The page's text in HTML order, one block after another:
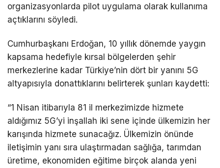
organizasyonlarda pilot uygulama olarak kullanıma
açtıklarını söyledi.
Cumhurbaşkanı Erdoğan, 10 yıllık dönemde yaygın
kapsama hedefiyle kırsal bölgelerden şehir
merkezlerine kadar Türkiye’nin dört bir yanını 5G
altyapısıyla donattıklarını belirterek şunları kaydetti:
“1 Nisan itibarıyla 81 il merkezimizde hizmete
aldığımız 5G’yi inşallah iki sene içinde ülkemizin her
karışında hizmete sunacağız. Ülkemizin önünde
iletişimin yanı sıra ulaştırmadan sağlığa, tarımdan
üretime, ekonomiden eğitime birçok alanda yeni